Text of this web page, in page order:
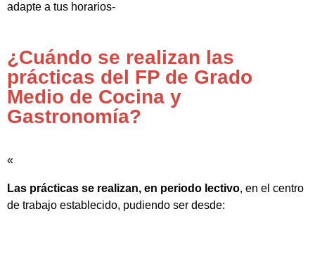
adapte a tus horarios-
¿Cuándo se realizan las
prácticas del FP de Grado
Medio de Cocina y
Gastronomía?
«
Las prácticas se realizan, en periodo lectivo, en el centro
de trabajo establecido, pudiendo ser desde: